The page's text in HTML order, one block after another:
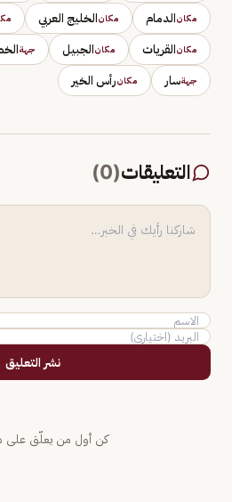
مكانالدمام مكانالخليج العربي
مكانالقريات مكانالجبيل جهة
جهةسار مكانرأس الخير
التعليقات(
0
)
نشر التعليق
كن أول من يعلّق على